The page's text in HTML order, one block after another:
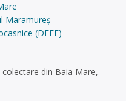
Maramureș
(DEEE)
din Baia Mare,